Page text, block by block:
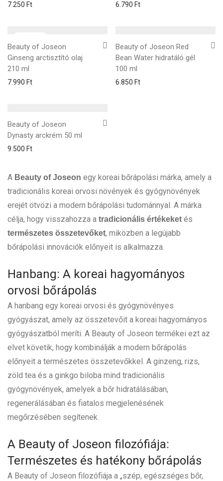
7.250 Ft 6.790 Ft
Beauty of Joseon
Ginseng arctisztító olaj
210 ml
7.990 Ft
Beauty of Joseon Red
Bean Water hidratáló gél
100 ml
6.850 Ft
Beauty of Joseon
Dynasty arckrém 50 ml
9.500 Ft
A Beauty of Joseon egy koreai bőrápolási márka, amely a
tradicionális koreai orvosi növények és gyógynövények
erejét ötvözi a modern bőrápolási tudománnyal. A márka
célja, hogy visszahozza a tradicionális értékeket és
természetes összetevőket, miközben a legújabb
bőrápolási innovációk előnyeit is alkalmazza.
Hanbang: A koreai hagyományos
orvosi bőrápolás
A hanbang egy koreai orvosi és gyógynövényes
gyógyászat, amely az összetevőit a koreai hagyományos
gyógyászatból meríti. A Beauty of Joseon termékei ezt az
elvet követik, hogy kombinálják a modern bőrápolás
előnyeit a természetes összetevőkkel. A ginzeng, rizs,
zöld tea és a ginkgo biloba mind tradicionális
gyógynövények, amelyek a bőr hidratálásában,
regenerálásában és fiatalos megjelenésének
megőrzésében segítenek.
A Beauty of Joseon filozófiája:
Természetes és hatékony bőrápolás
A Beauty of Joseon filozófiája a „szép, egészséges bőr,